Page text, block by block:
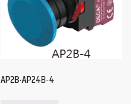
AP2B‧AP24B-4